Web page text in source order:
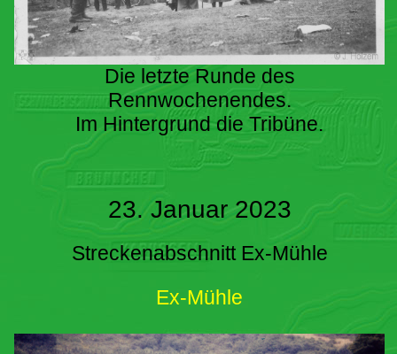
Die letzte Runde des
Rennwochenendes.
Im Hintergrund die Tribüne.
23. Januar 2023
Streckenabschnitt Ex-Mühle
Ex-Mühle